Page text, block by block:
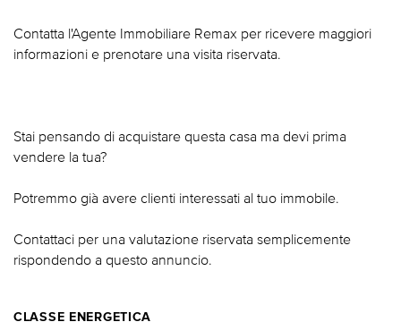
Contatta l'Agente Immobiliare Remax per ricevere maggiori
informazioni e prenotare una visita riservata.
Stai pensando di acquistare questa casa ma devi prima
vendere la tua?
Potremmo già avere clienti interessati al tuo immobile.
Contattaci per una valutazione riservata semplicemente
rispondendo a questo annuncio.
CLASSE ENERGETICA